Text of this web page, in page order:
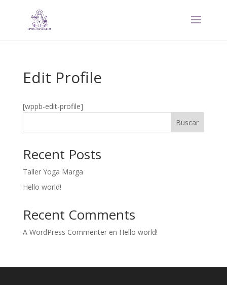
Edit Profile
[wppb-edit-profile]
Buscar
Recent Posts
Taller Yoga Marga
Hello world!
Recent Comments
A WordPress Commenteren Hello world!